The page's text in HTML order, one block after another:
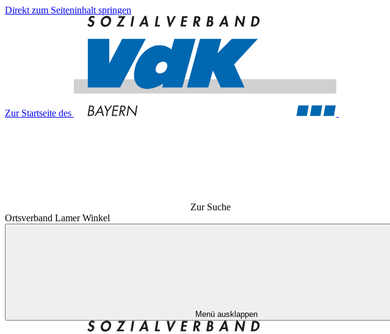
Direkt zum Seiteninhalt springen
Zur Startseite des
Zur Suche
Ortsverband Lamer Winkel
Menü ausklappen